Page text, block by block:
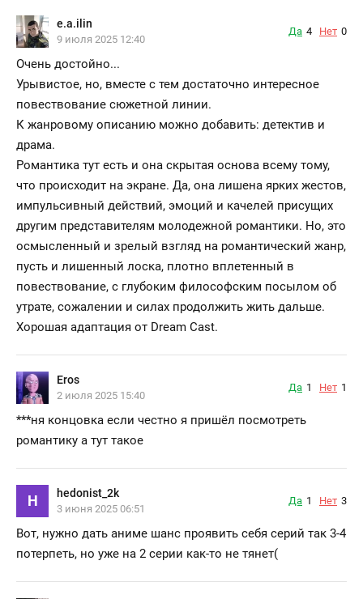
e.a.ilin
9 июля 2025 12:40
Да 4 Нет 0
Очень достойно...
Урывистое, но, вместе с тем достаточно интересное
повествование сюжетной линии.
К жанровому описанию можно добавить: детектив и
драма.
Романтика тут есть и она скрытая основа всему тому,
что происходит на экране. Да, она лишена ярких жестов,
импульсивный действий, эмоций и качелей присущих
другим представителям молодежной романтики. Но, это
осмысленный и зрелый взгляд на романтический жанр,
пусть и лишенный лоска, плотно вплетенный в
повествование, с глубоким философским посылом об
утрате, сожалении и силах продолжить жить дальше.
Хорошая адаптация от Dream Cast.
Eros
2 июля 2025 15:40
Да 1 Нет 1
***ня концовка если честно я пришёл посмотреть
романтику а тут такое
H hedonist_2k
3 июня 2025 06:51
Да 1 Нет 3
Вот, нужно дать аниме шанс проявить себя серий так 3-4
потерпеть, но уже на 2 серии как-то не тянет(